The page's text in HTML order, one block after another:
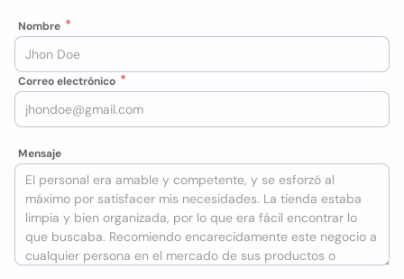
Nombre
Correo electrónico
Mensaje